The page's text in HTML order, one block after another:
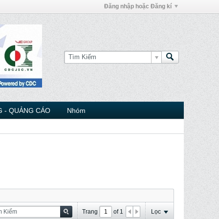
Đăng nhập hoặc Đăng kí
- QUẢNG CÁO Nhóm
Trang of 1 Lọc